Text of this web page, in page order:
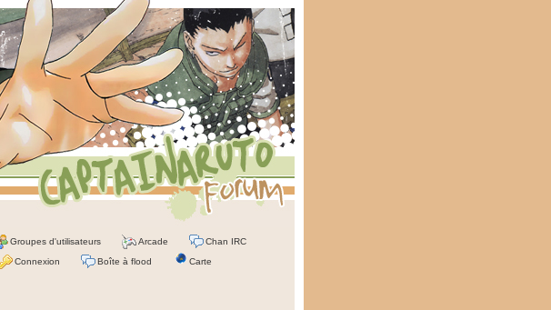
Groupes d'utilisateurs Arcade Chan IRC
Connexion Boîte à flood Carte